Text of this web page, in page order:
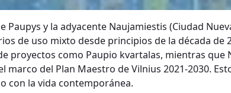
y la adyacente Naujamiestis (Ciudad
de uso mixto desde principios de la década de
proyectos como Paupio kvartalas, mientras que
del Plan Maestro de Vilnius 2021-2030.
con la vida contemporánea.